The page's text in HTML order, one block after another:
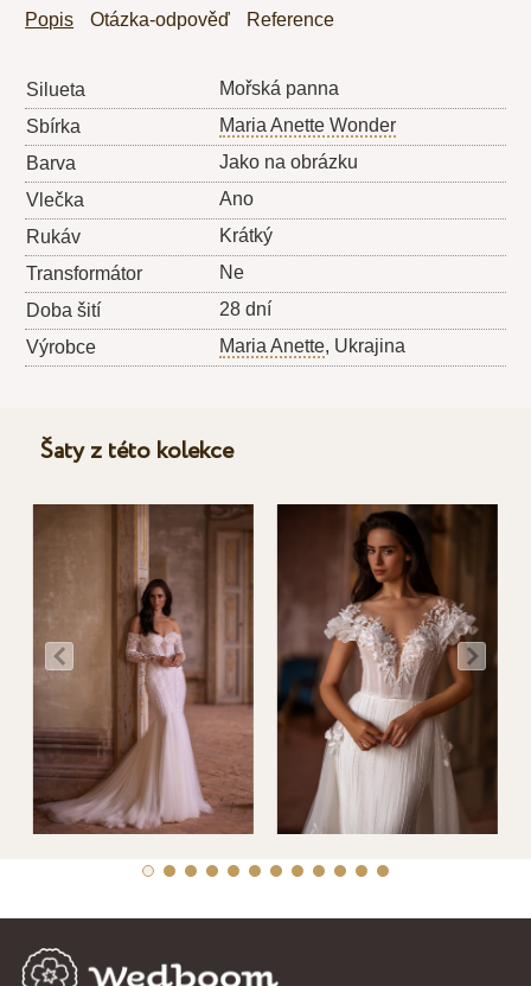
Popis Otázka-odpověď Reference
Silueta
Mořská panna
Sbírka
Maria Anette Wonder
Barva
Jako na obrázku
Vlečka
Ano
Rukáv
Krátký
Transformátor
Ne
Doba šití
28 dní
Výrobce
Maria Anette, Ukrajina
Šaty z této kolekce